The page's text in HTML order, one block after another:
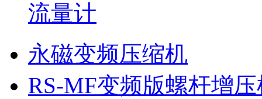
流量计
永磁变频压缩机
RS-MF变频版螺杆增